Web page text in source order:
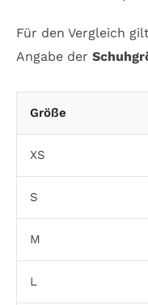
Für den Vergleich
Angabe der
Größe
XS
S
M
L